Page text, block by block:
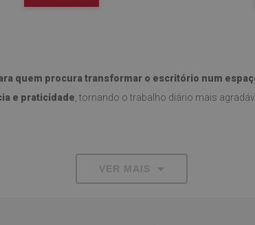
quem procura transformar o escritório num
e praticidade , tornando o trabalho diário mais
VER MAIS